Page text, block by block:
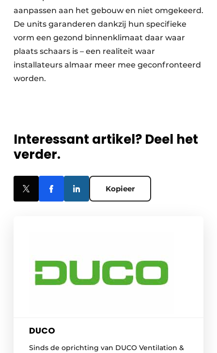
aanpassen aan het gebouw en niet omgekeerd.
De units garanderen dankzij hun specifieke
vorm een gezond binnenklimaat daar waar
plaats schaars is – een realiteit waar
installateurs almaar meer mee geconfronteerd
worden.
Interessant artikel? Deel het
verder.
Kopieer
DUCO
Sinds de oprichting van DUCO Ventilation &